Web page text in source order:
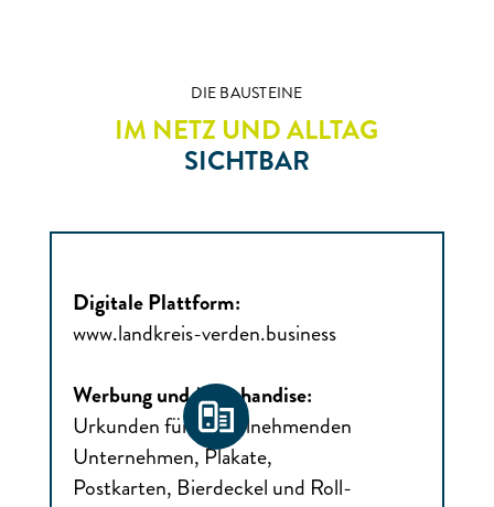
DIE BAUSTEINE
IM NETZ UND ALLTAG
SICHTBAR
Digitale Plattform:
www.landkreis-verden.business
Werbung und Merchandise:
Urkunden für die teilnehmenden
Unternehmen, Plakate,
Postkarten, Bierdeckel und Roll-